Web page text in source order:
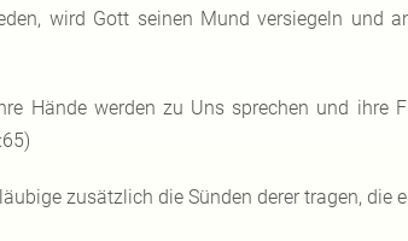
wird Gott seinen Mund versiegeln und
Hände werden zu Uns sprechen und ihre
zusätzlich die Sünden derer tragen, die